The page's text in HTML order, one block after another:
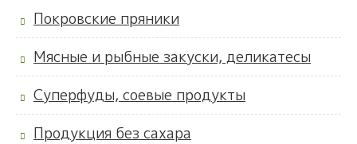
Покровские пряники
Мясные и рыбные закуски, деликатесы
Суперфуды, соевые продукты
Продукция без сахара